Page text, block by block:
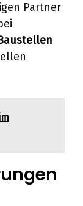
Partner